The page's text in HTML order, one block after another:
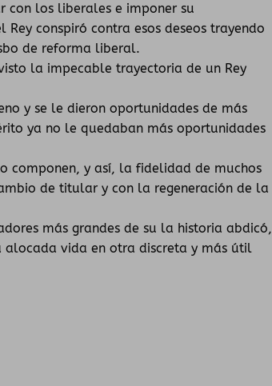
con los liberales e imponer su
conspiró contra esos deseos trayendo
de reforma liberal.
la impecable trayectoria de un Rey
y se le dieron oportunidades de más
ya no le quedaban más oportunidades
componen, y así, la fidelidad de muchos
de titular y con la regeneración de la
más grandes de su la historia abdicó,
alocada vida en otra discreta y más útil